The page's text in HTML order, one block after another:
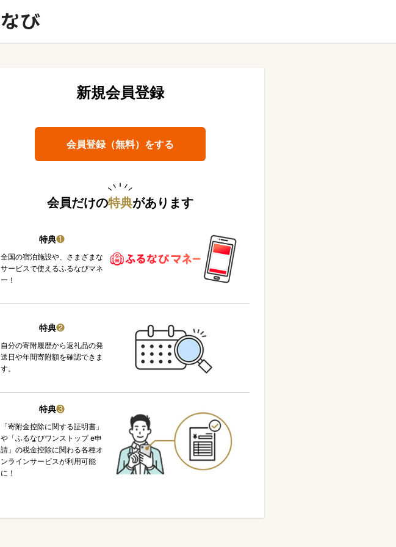
新規会員登録
会員登録（無料）をする
会員だけの特典があります
特典❶
全国の宿泊施設や、さまざまな
サービスで使えるふるなびマネ
ー！
特典❷
自分の寄附履歴から返礼品の発
送日や年間寄附額を確認できま
す。
特典❸
「寄附金控除に関する証明書」
や「ふるなびワンストップ e申
請」の税金控除に関わる各種オ
ンラインサービスが利用可能
に！